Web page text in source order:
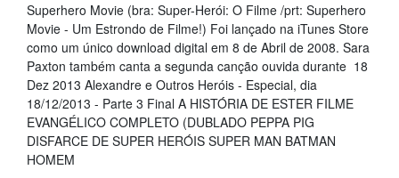
Superhero Movie (bra: Super-Herói: O Filme /prt: Superhero
Movie - Um Estrondo de Filme!) Foi lançado na iTunes Store
como um único download digital em 8 de Abril de 2008. Sara
Paxton também canta a segunda canção ouvida durante 18
Dez 2013 Alexandre e Outros Heróis - Especial, dia
18/12/2013 - Parte 3 Final A HISTÓRIA DE ESTER FILME
EVANGÉLICO COMPLETO (DUBLADO PEPPA PIG
DISFARCE DE SUPER HERÓIS SUPER MAN BATMAN
HOMEM